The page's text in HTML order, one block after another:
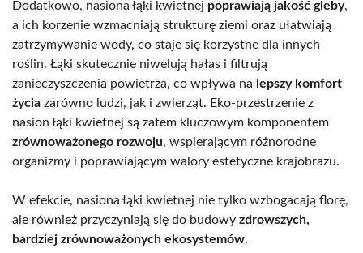
Dodatkowo, nasiona łąki kwietnej poprawiają jakość gleby,
a ich korzenie wzmacniają strukturę ziemi oraz ułatwiają
zatrzymywanie wody, co staje się korzystne dla innych
roślin. Łąki skutecznie niwelują hałas i filtrują
zanieczyszczenia powietrza, co wpływa na lepszy komfort
życia zarówno ludzi, jak i zwierząt. Eko-przestrzenie z
nasion łąki kwietnej są zatem kluczowym komponentem
zrównoważonego rozwoju, wspierającym różnorodne
organizmy i poprawiającym walory estetyczne krajobrazu.
W efekcie, nasiona łąki kwietnej nie tylko wzbogacają florę,
ale również przyczyniają się do budowy zdrowszych,
bardziej zrównoważonych ekosystemów.